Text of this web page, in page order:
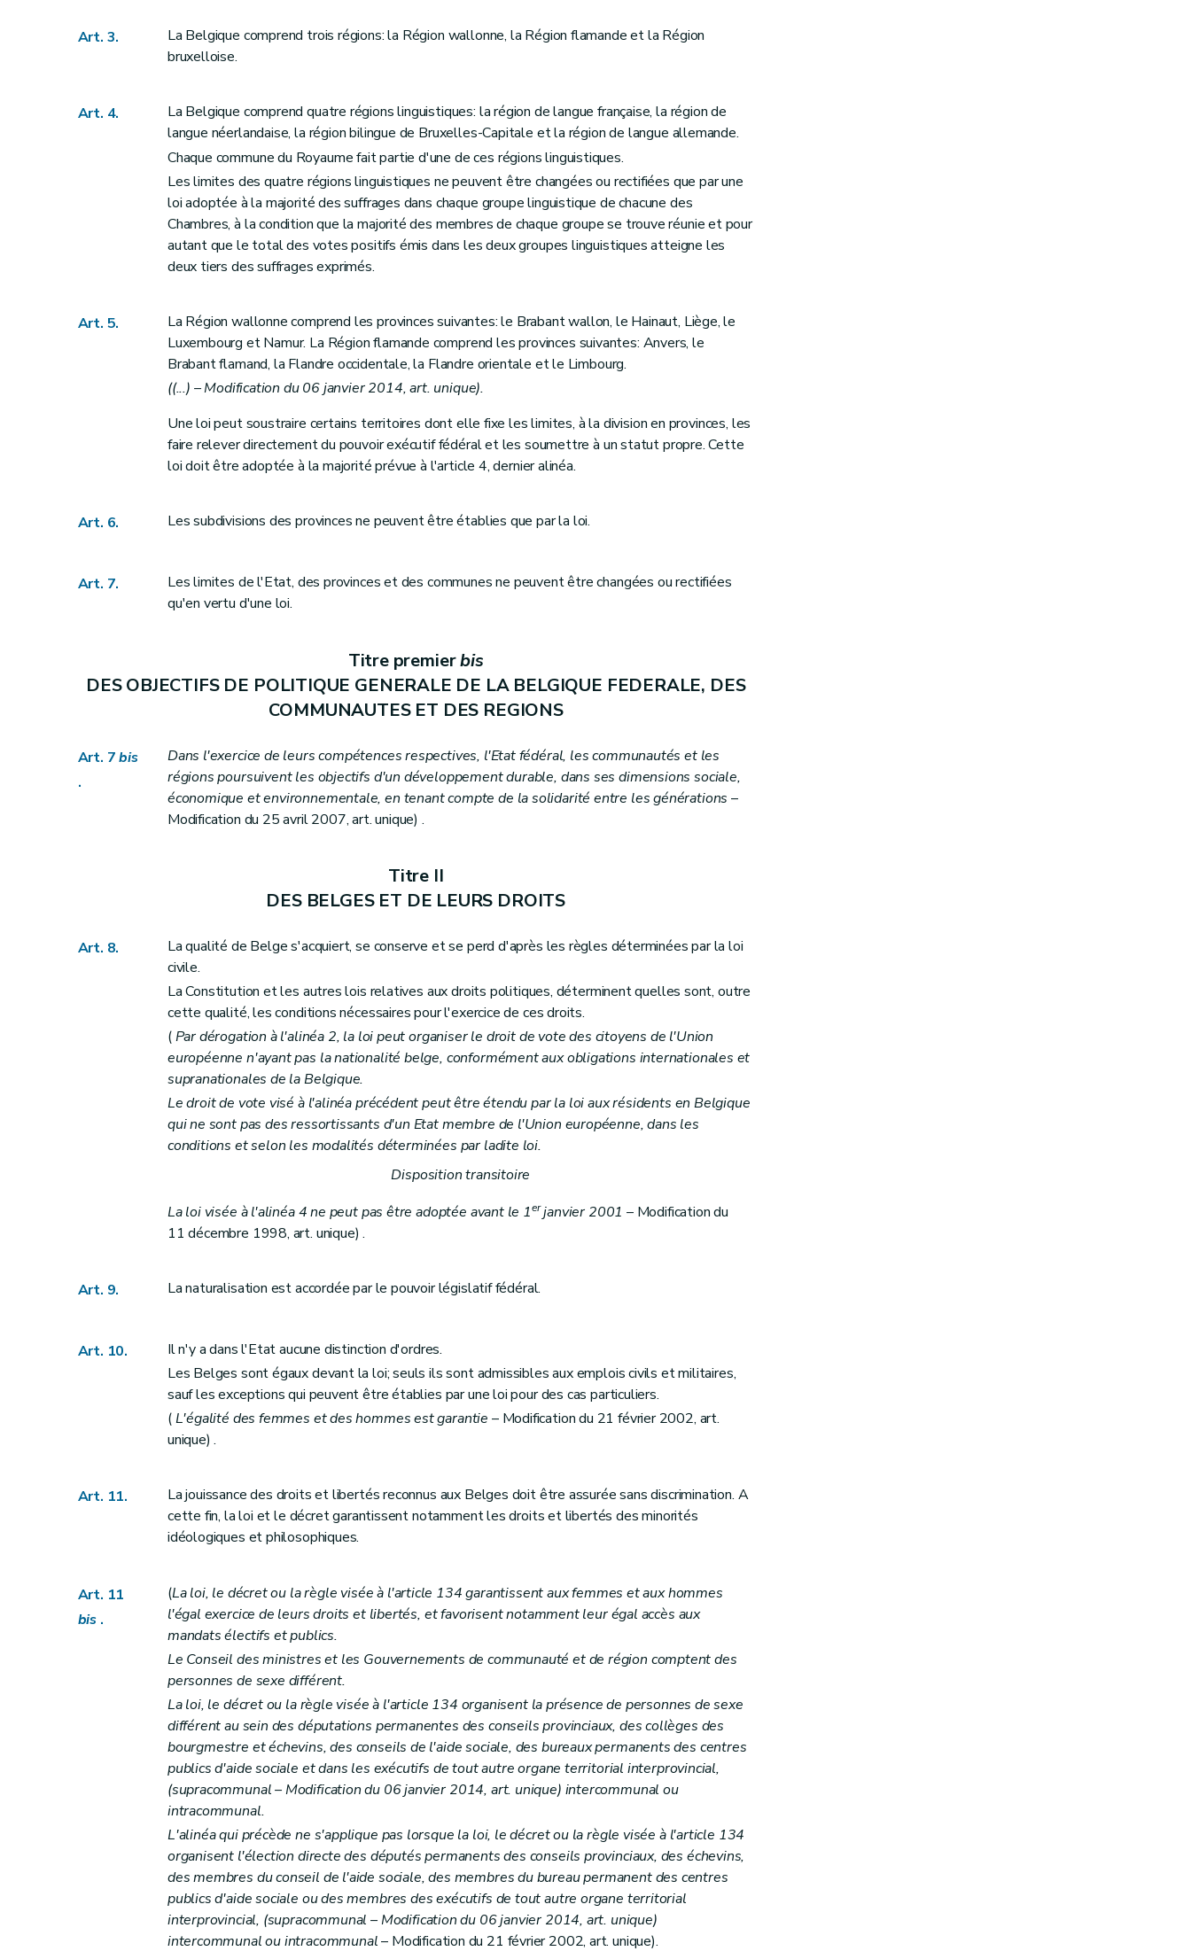
Art. 24
Art. 27
DES POUVOIRS
Art. 39bis
Art. 43
Art. 44
Art. 47
Art. 50
Art. 51
Art. 52
Art. 58
Art. 59
Art. 60
Section première De la Chambre des représentants
Art. 61
Art. 62
Art. 63
Art. 64
Art. 65
Section II Du Sénat
Art. 67
Art. 69
Art. 72
Art. 73
Chapitre II DU POUVOIR LEGISLATIF FEDERAL
Art. 74
Art. 77
Art. 78
Art. 81
Art. 83
Art. 84
Chapitre III DU ROI ET DU GOUVERNEMENT FEDERAL
Section première Du Roi
Art. 85
Art. 86
Art. 87
Art. 88
Art. 89
Art. 90
Art. 91
Art. 92
Art. 3.
La Belgique comprend trois régions: la Région wallonne, la Région flamande et la Région
bruxelloise.
Art. 4.
La Belgique comprend quatre régions linguistiques: la région de langue française, la région de
langue néerlandaise, la région bilingue de Bruxelles-Capitale et la région de langue allemande.
Chaque commune du Royaume fait partie d'une de ces régions linguistiques.
Les limites des quatre régions linguistiques ne peuvent être changées ou rectifiées que par une
loi adoptée à la majorité des suffrages dans chaque groupe linguistique de chacune des
Chambres, à la condition que la majorité des membres de chaque groupe se trouve réunie et pour
autant que le total des votes positifs émis dans les deux groupes linguistiques atteigne les
deux tiers des suffrages exprimés.
Art. 5.
La Région wallonne comprend les provinces suivantes: le Brabant wallon, le Hainaut, Liège, le
Luxembourg et Namur. La Région flamande comprend les provinces suivantes: Anvers, le
Brabant flamand, la Flandre occidentale, la Flandre orientale et le Limbourg.
((...) – Modification du 06 janvier 2014, art. unique).
Une loi peut soustraire certains territoires dont elle fixe les limites, à la division en provinces, les
faire relever directement du pouvoir exécutif fédéral et les soumettre à un statut propre. Cette
loi doit être adoptée à la majorité prévue à l'article 4, dernier alinéa.
Art. 6. Les subdivisions des provinces ne peuvent être établies que par la loi.
Art. 7.
Les limites de l'Etat, des provinces et des communes ne peuvent être changées ou rectifiées
qu'en vertu d'une loi.
Titre premierbis
DES OBJECTIFS DE POLITIQUE GENERALE DE LA BELGIQUE FEDERALE, DES
COMMUNAUTES ET DES REGIONS
Art. 7bis
.
Dans l'exercice de leurs compétences respectives, l'Etat fédéral, les communautés et les
régions poursuivent les objectifs d'un développement durable, dans ses dimensions sociale,
économique et environnementale, en tenant compte de la solidarité entre les générations –
Modification du 25 avril 2007, art. unique) .
Titre II
DES BELGES ET DE LEURS DROITS
Art. 8.
La qualité de Belge s'acquiert, se conserve et se perd d'après les règles déterminées par la loi
civile.
La Constitution et les autres lois relatives aux droits politiques, déterminent quelles sont, outre
cette qualité, les conditions nécessaires pour l'exercice de ces droits.
(Par dérogation à l'alinéa 2, la loi peut organiser le droit de vote des citoyens de l'Union
européenne n'ayant pas la nationalité belge, conformément aux obligations internationales et
supranationales de la Belgique.
Le droit de vote visé à l'alinéa précédent peut être étendu par la loi aux résidents en Belgique
qui ne sont pas des ressortissants d'un Etat membre de l'Union européenne, dans les
conditions et selon les modalités déterminées par ladite loi.
Disposition transitoire
La loi visée à l'alinéa 4 ne peut pas être adoptée avant le 1erjanvier 2001 – Modification du
11 décembre 1998, art. unique) .
Art. 9. La naturalisation est accordée par le pouvoir législatif fédéral.
Art. 10.
Il n'y a dans l'Etat aucune distinction d'ordres.
Les Belges sont égaux devant la loi; seuls ils sont admissibles aux emplois civils et militaires,
sauf les exceptions qui peuvent être établies par une loi pour des cas particuliers.
(L'égalité des femmes et des hommes est garantie – Modification du 21 février 2002, art.
unique) .
Art. 11.
La jouissance des droits et libertés reconnus aux Belges doit être assurée sans discrimination. A
cette fin, la loi et le décret garantissent notamment les droits et libertés des minorités
idéologiques et philosophiques.
Art. 11
bis.
(La loi, le décret ou la règle visée à l'article 134 garantissent aux femmes et aux hommes
l'égal exercice de leurs droits et libertés, et favorisent notamment leur égal accès aux
mandats électifs et publics.
Le Conseil des ministres et les Gouvernements de communauté et de région comptent des
personnes de sexe différent.
La loi, le décret ou la règle visée à l'article 134 organisent la présence de personnes de sexe
différent au sein des députations permanentes des conseils provinciaux, des collèges des
bourgmestre et échevins, des conseils de l'aide sociale, des bureaux permanents des centres
publics d'aide sociale et dans les exécutifs de tout autre organe territorial interprovincial,
(supracommunal – Modification du 06 janvier 2014, art. unique) intercommunal ou
intracommunal.
L'alinéa qui précède ne s'applique pas lorsque la loi, le décret ou la règle visée à l'article 134
organisent l'élection directe des députés permanents des conseils provinciaux, des échevins,
des membres du conseil de l'aide sociale, des membres du bureau permanent des centres
publics d'aide sociale ou des membres des exécutifs de tout autre organe territorial
interprovincial, (supracommunal – Modification du 06 janvier 2014, art. unique)
intercommunal ou intracommunal– Modification du 21 février 2002, art. unique).